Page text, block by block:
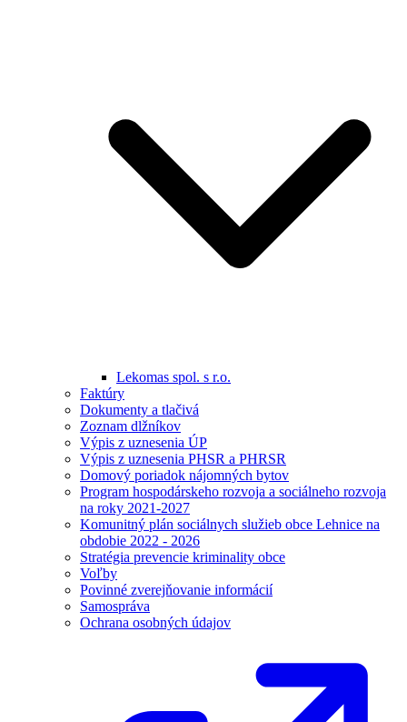
Lekomas spol. s r.o.
Faktúry
Dokumenty a tlačivá
Zoznam dlžníkov
Výpis z uznesenia ÚP
Výpis z uznesenia PHSR a PHRSR
Domový poriadok nájomných bytov
Program hospodárskeho rozvoja a sociálneho rozvoja
na roky 2021-2027
Komunitný plán sociálnych služieb obce Lehnice na
obdobie 2022 - 2026
Stratégia prevencie kriminality obce
Voľby
Povinné zverejňovanie informácií
Samospráva
Ochrana osobných údajov